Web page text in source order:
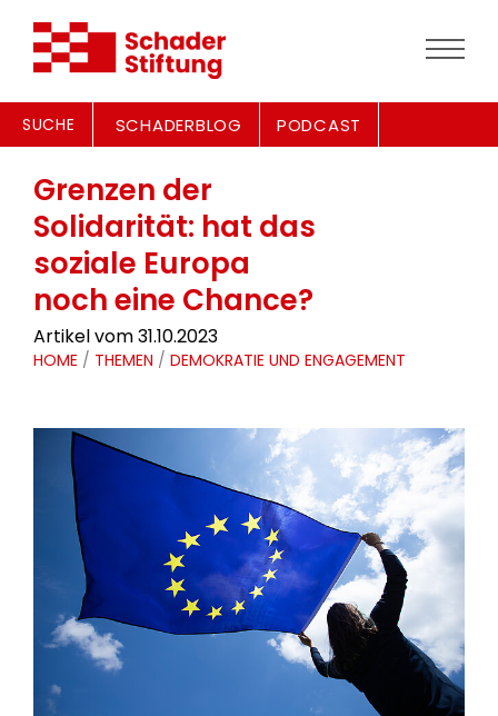
SUCHE SCHADERBLOG PODCAST
Grenzen der
Solidarität: hat das
soziale Europa
noch eine Chance?
Artikel vom 31.10.2023
HOME / THEMEN / DEMOKRATIE UND ENGAGEMENT